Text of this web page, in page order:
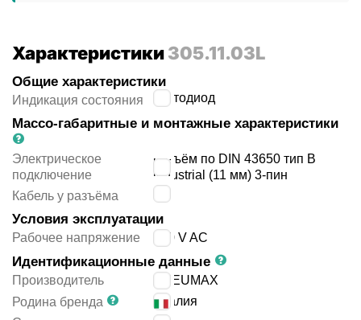
Характеристики305.11.03L
Общие характеристики
Индикация состояния светодиод
Массо-габаритные и монтажные характеристики
Электрическое
подключение
разъём по DIN 43650 тип B
industrial (11 мм) 3-пин
Кабель у разъёма
Условия эксплуатации
Рабочее напряжение 220 V AC
Идентификационные данные
Производитель
PNEUMAX
Родина бренда
Италия